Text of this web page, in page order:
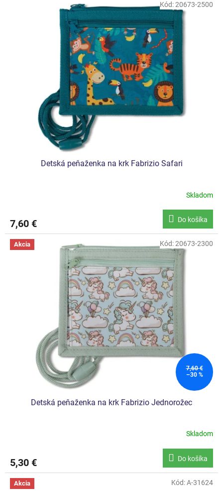
Detská peňaženka na krk Fabrizio Safari
Skladom
7,60 € Do košíka
Kód:20673-2500
Akcia
7,60 €
–30 %
Detská peňaženka na krk Fabrizio Jednorožec
Skladom
5,30 € Do košíka
Kód:20673-2300
Akcia Kód:A-31624